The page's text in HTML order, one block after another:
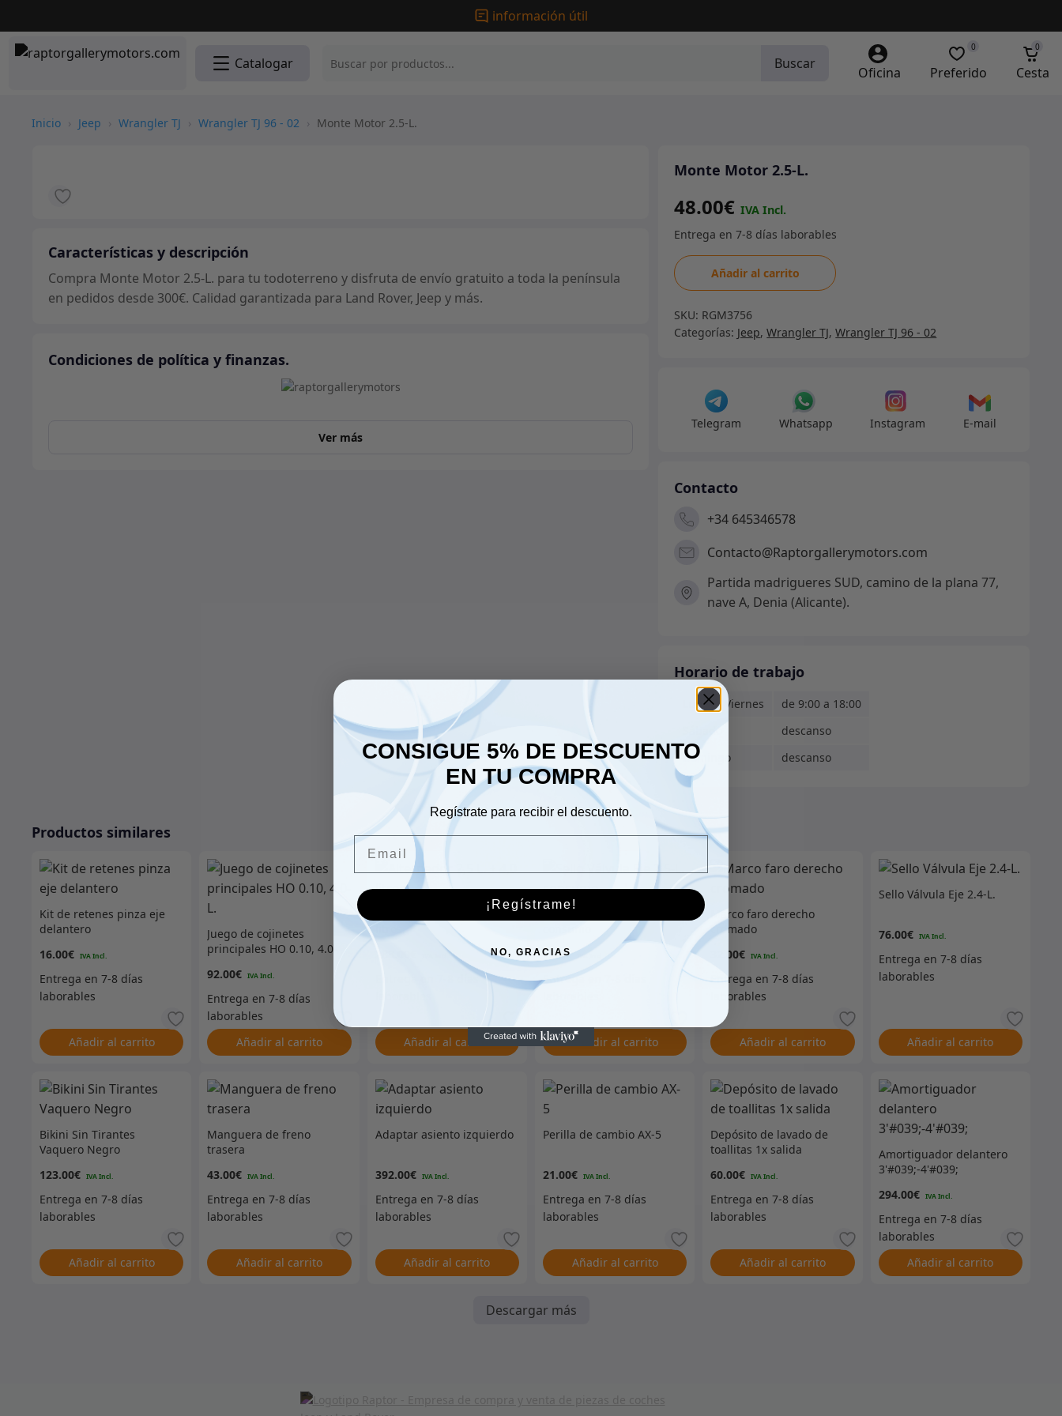
información útil
Catalogar Buscar
Oficina Preferido
0
Cesta
0
Inicio › Jeep › Wrangler TJ › Wrangler TJ 96 - 02 › Monte Motor 2.5-L.
Características y descripción
Compra Monte Motor 2.5-L. para tu todoterreno y disfruta de envío gratuito a toda la península
en pedidos desde 300€. Calidad garantizada para Land Rover, Jeep y más.
Condiciones de política y finanzas.
Ver más
Monte Motor 2.5-L.
48.00€
Monte
Motor
L.
cantidad
Añadir al carrito
SKU: RGM3756
Categorías: Jeep,Wrangler TJ,Wrangler TJ 96 - 02
Telegram Whatsapp Instagram E-mail
Contacto
+34 645346578
Contacto@Raptorgallerymotors.com
Partida madrigueres SUD, camino de la plana 77,
nave A, Denia (Alicante).
Horario de trabajo
Lunes - Viernes
de 9:00 a 18:00
descanso
Domingo
descanso
Productos similares
Kit de retenes pinza eje
delantero
16.00€
Añadir al carrito
Juego de cojinetes
principales HO 0.10, 4.0-
92.00€
Añadir al carrito
Alternador 2,5 L. + 4,0
litros.
Añadir al carrito
Sello Válvula Eje 2.5-L.
7.00€
Añadir al carrito
Marco faro derecho
cromado
32.00€
Añadir al carrito
Sello Válvula Eje 2.4-L.
76.00€
Añadir al carrito
Bikini Sin Tirantes
Vaquero Negro
123.00€
Añadir al carrito
Manguera de freno
trasera
43.00€
Añadir al carrito
Adaptar asiento izquierdo
392.00€
Añadir al carrito
Perilla de cambio AX-5
21.00€
Añadir al carrito
Depósito de lavado de
toallitas 1x salida
60.00€
Añadir al carrito
Amortiguador delantero
3'#039;-4'#039;
294.00€
Añadir al carrito
Descargar más
CONSIGUE 5% DE DESCUENTO
EN TU COMPRA
Regístrate para recibir el descuento.
¡Regístrame!
NO, GRACIAS